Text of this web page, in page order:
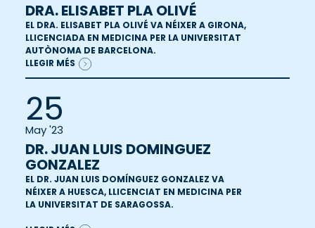
DRA. ELISABET PLA OLIVÉ
EL DRA. ELISABET PLA OLIVÉ VA NÉIXER A GIRONA,
LLICENCIADA EN MEDICINA PER LA UNIVERSITAT
AUTÒNOMA DE BARCELONA.
LLEGIR MÉS
25
May '23
DR. JUAN LUIS DOMINGUEZ
GONZALEZ
EL DR. JUAN LUIS DOMÍNGUEZ GONZALEZ VA
NÉIXER A HUESCA, LLICENCIAT EN MEDICINA PER
LA UNIVERSITAT DE SARAGOSSA.